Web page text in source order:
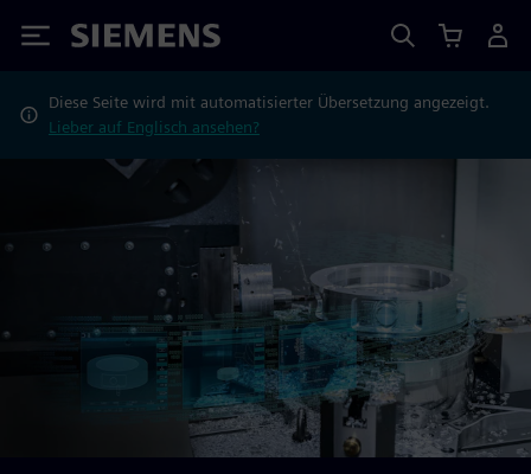
Siemens
Diese Seite wird mit automatisierter Übersetzung angezeigt.
Lieber auf Englisch ansehen?